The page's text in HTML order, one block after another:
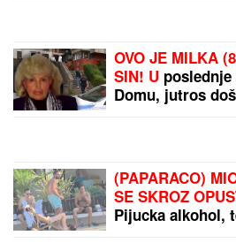
OVO JE MILKA
SIN! U
Domu, jutros
(PAPARACO)
SE SKROZ
Pijucka alkohol,